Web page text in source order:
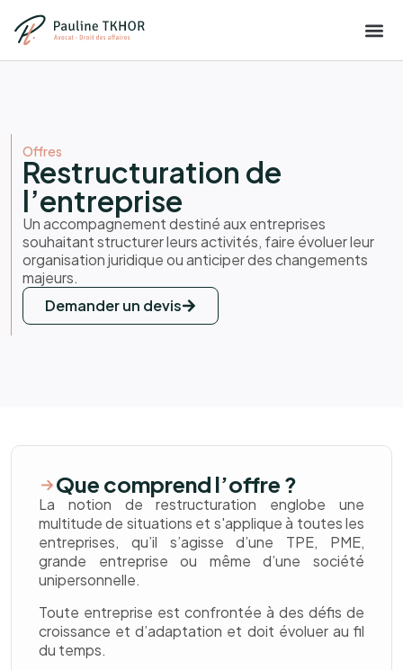
Offres
Restructuration de
l’entreprise
Un accompagnement destiné aux entreprises
souhaitant structurer leurs activités, faire évoluer leur
organisation juridique ou anticiper des changements
majeurs.
Demander un devis
Que comprend l’offre ?
La notion de restructuration englobe une
multitude de situations et s'applique à toutes les
entreprises, qu’il s’agisse d’une TPE, PME,
grande entreprise ou même d’une société
unipersonnelle.
Toute entreprise est confrontée à des défis de
croissance et d’adaptation et doit évoluer au fil
du temps.